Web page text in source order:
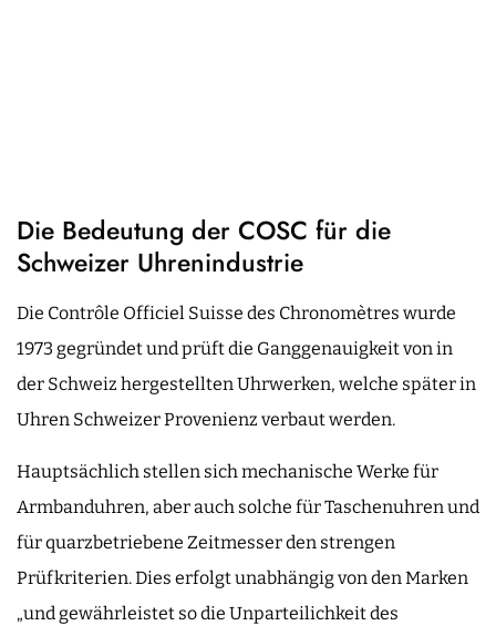
Die Bedeutung der COSC für die
Schweizer Uhrenindustrie
Die Contrôle Officiel Suisse des Chronomètres wurde
1973 gegründet und prüft die Ganggenauigkeit von in
der Schweiz hergestellten Uhrwerken, welche später in
Uhren Schweizer Provenienz verbaut werden.
Hauptsächlich stellen sich mechanische Werke für
Armbanduhren, aber auch solche für Taschenuhren und
für quarzbetriebene Zeitmesser den strengen
Prüfkriterien. Dies erfolgt unabhängig von den Marken
„und gewährleistet so die Unparteilichkeit des